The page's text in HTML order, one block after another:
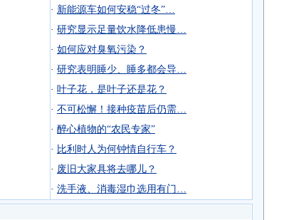
· 新能源车如何安稳“过冬”…
· 研究显示足量饮水降低患慢…
· 如何应对臭氧污染？
· 研究表明睡少、睡多都会导…
· 叶子花，是叶子还是花？
· 不可松懈！接种疫苗后仍需…
· 醉心植物的“农民专家”
· 比利时人为何钟情自行车？
· 废旧大家具将去哪儿？
· 洗手液、消毒湿巾选用有门…